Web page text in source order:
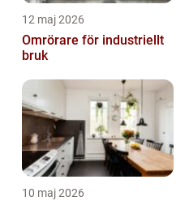
12 maj 2026
Omrörare för industriellt
bruk
10 maj 2026